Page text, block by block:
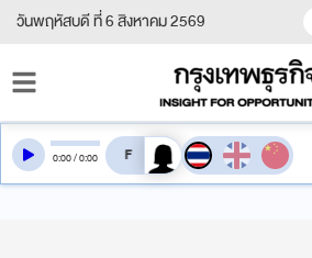
วันพฤหัสบดี ที่ 6 สิงหาคม 2569
0:00/0:00 สลับเสียงอ่าน